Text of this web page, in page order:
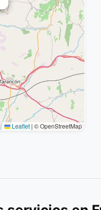
Leaflet | © OpenStreetMap